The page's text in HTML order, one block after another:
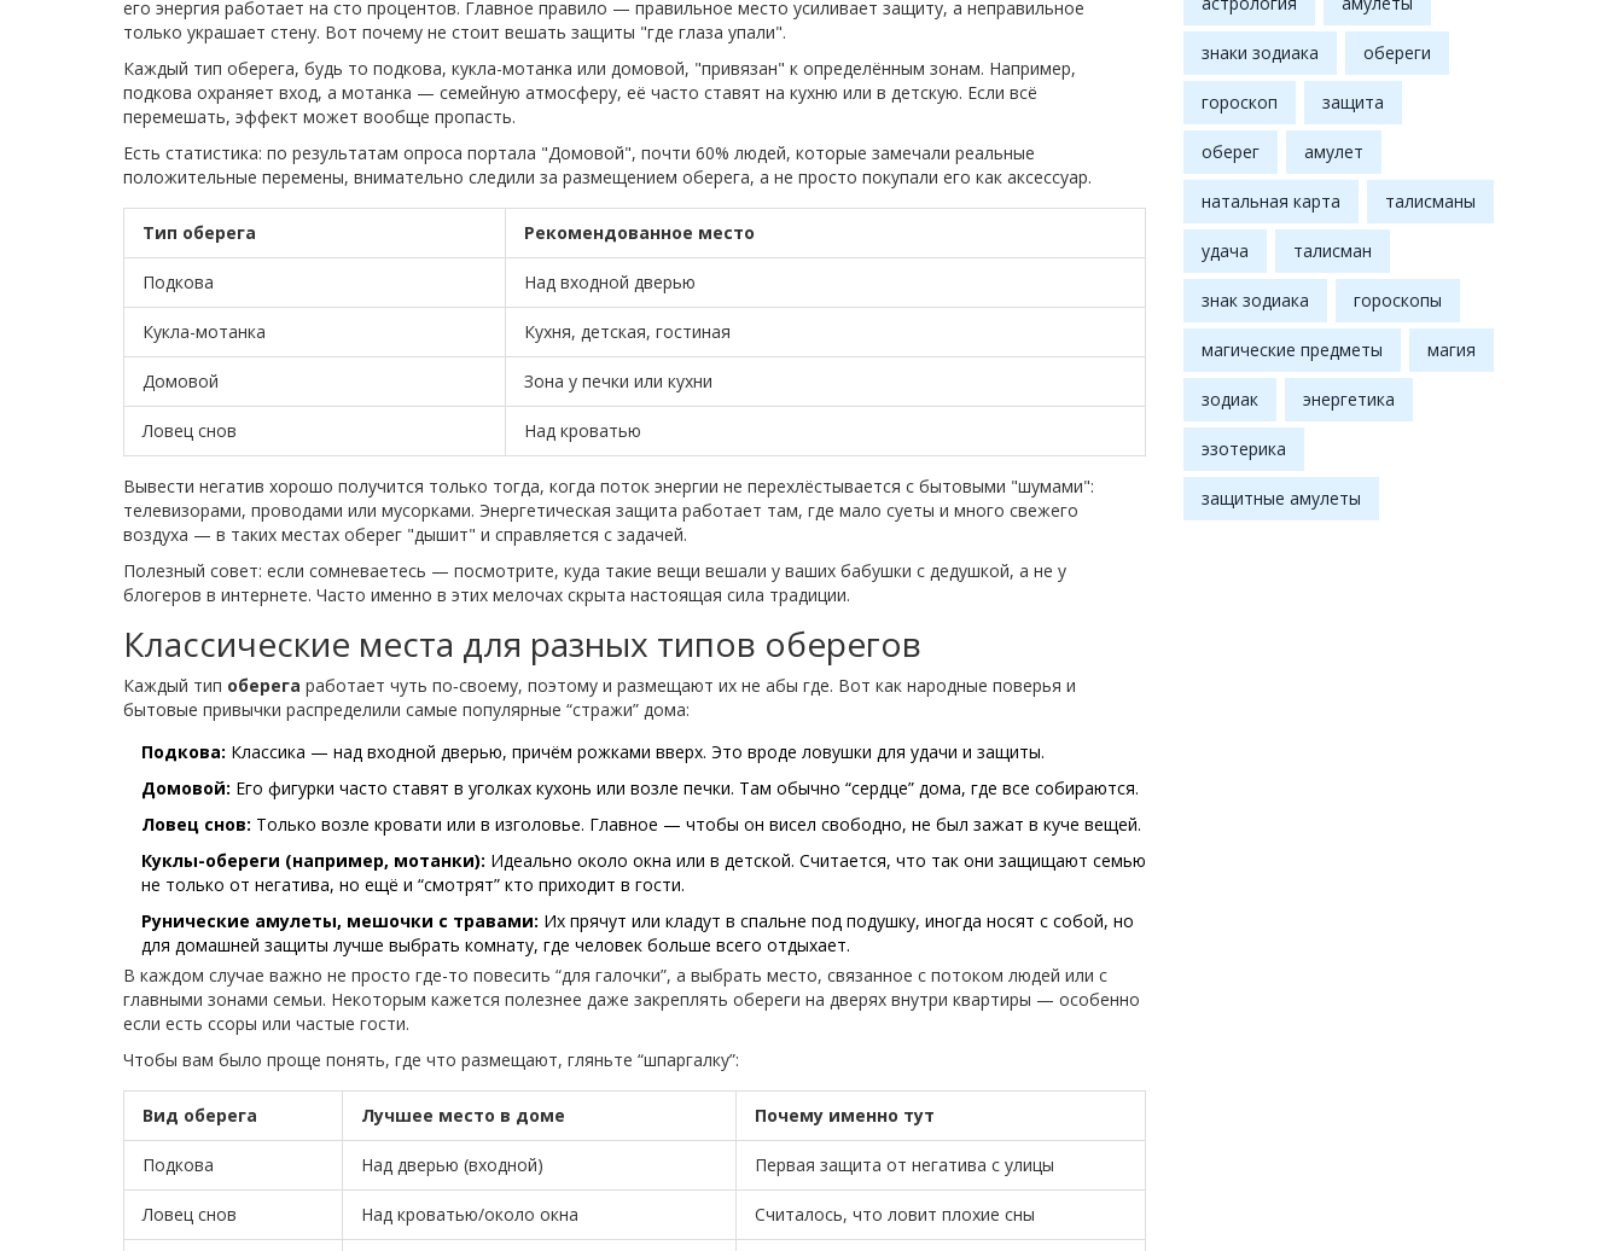
его энергия работает на сто процентов. Главное правило — правильное место усиливает защиту, а неправильное
только украшает стену. Вот почему не стоит вешать защиты "где глаза упали".
Каждый тип оберега, будь то подкова, кукла-мотанка или домовой, "привязан" к определённым зонам. Например,
подкова охраняет вход, а мотанка — семейную атмосферу, её часто ставят на кухню или в детскую. Если всё
перемешать, эффект может вообще пропасть.
Есть статистика: по результатам опроса портала "Домовой", почти 60% людей, которые замечали реальные
положительные перемены, внимательно следили за размещением оберега, а не просто покупали его как аксессуар.
Тип оберега Рекомендованное место
Подкова Над входной дверью
Кукла-мотанка Кухня, детская, гостиная
Домовой Зона у печки или кухни
Ловец снов Над кроватью
Вывести негатив хорошо получится только тогда, когда поток энергии не перехлёстывается с бытовыми "шумами":
телевизорами, проводами или мусорками. Энергетическая защита работает там, где мало суеты и много свежего
воздуха — в таких местах оберег "дышит" и справляется с задачей.
Полезный совет: если сомневаетесь — посмотрите, куда такие вещи вешали у ваших бабушки с дедушкой, а не у
блогеров в интернете. Часто именно в этих мелочах скрыта настоящая сила традиции.
Классические места для разных типов оберегов
Каждый тип оберега работает чуть по‑своему, поэтому и размещают их не абы где. Вот как народные поверья и
бытовые привычки распределили самые популярные “стражи” дома:
Подкова: Классика — над входной дверью, причём рожками вверх. Это вроде ловушки для удачи и защиты.
Домовой: Его фигурки часто ставят в уголках кухонь или возле печки. Там обычно “сердце” дома, где все собираются.
Ловец снов: Только возле кровати или в изголовье. Главное — чтобы он висел свободно, не был зажат в куче вещей.
Куклы-обереги (например, мотанки): Идеально около окна или в детской. Считается, что так они защищают семью
не только от негатива, но ещё и “смотрят” кто приходит в гости.
Рунические амулеты, мешочки с травами: Их прячут или кладут в спальне под подушку, иногда носят с собой, но
для домашней защиты лучше выбрать комнату, где человек больше всего отдыхает.
В каждом случае важно не просто где-то повесить “для галочки”, а выбрать место, связанное с потоком людей или с
главными зонами семьи. Некоторым кажется полезнее даже закреплять обереги на дверях внутри квартиры — особенно
если есть ссоры или частые гости.
Чтобы вам было проще понять, где что размещают, гляньте “шпаргалку”:
Вид оберега Лучшее место в доме Почему именно тут
Подкова Над дверью (входной) Первая защита от негатива с улицы
Ловец снов Над кроватью/около окна Считалось, что ловит плохие сны
знаки зодиака обереги
гороскоп защита
оберег амулет
натальная карта талисманы
удача талисман
знак зодиака гороскопы
магические предметы магия
зодиак энергетика
эзотерика
защитные амулеты